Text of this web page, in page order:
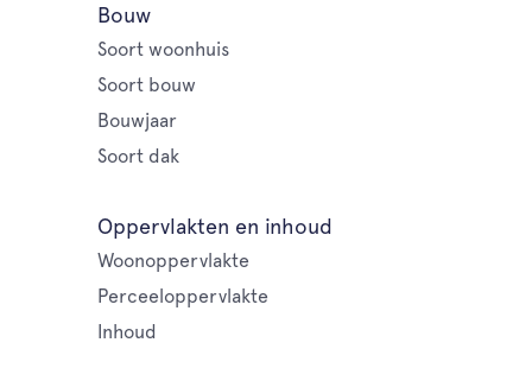
Bouw
Soort woonhuis
Soort bouw
Bouwjaar
Soort dak
Oppervlakten en inhoud
Woonoppervlakte
Perceeloppervlakte
Inhoud